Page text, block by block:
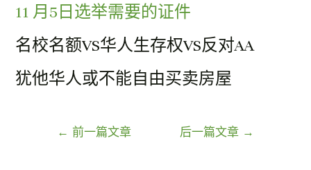
11 月5日选举需要的证件
名校名额VS华人生存权VS反对AA
犹他华人或不能自由买卖房屋
← 前一篇文章 后一篇文章 →